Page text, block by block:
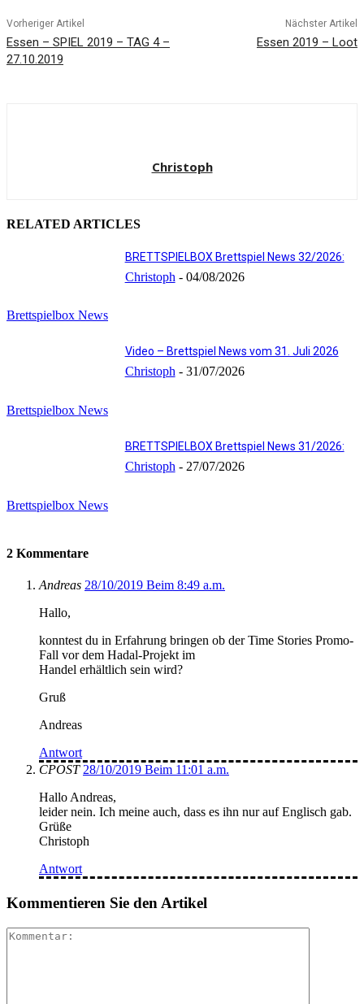
Vorheriger Artikel
Essen – SPIEL 2019 – TAG 4 –
27.10.2019
Nächster Artikel
Essen 2019 – Loot
Christoph
RELATED ARTICLES
Brettspielbox News
BRETTSPIELBOX Brettspiel News 32/2026:
Christoph - 04/08/2026
Brettspielbox News
Video – Brettspiel News vom 31. Juli 2026
Christoph - 31/07/2026
Brettspielbox News
BRETTSPIELBOX Brettspiel News 31/2026:
Christoph - 27/07/2026
2 Kommentare
Andreas 28/10/2019 Beim 8:49 a.m.
Hallo,
konntest du in Erfahrung bringen ob der Time Stories Promo-
Fall vor dem Hadal-Projekt im
Handel erhältlich sein wird?
Gruß
Andreas
Antwort
CPOST 28/10/2019 Beim 11:01 a.m.
Hallo Andreas,
leider nein. Ich meine auch, dass es ihn nur auf Englisch gab.
Grüße
Christoph
Antwort
Kommentieren Sie den Artikel